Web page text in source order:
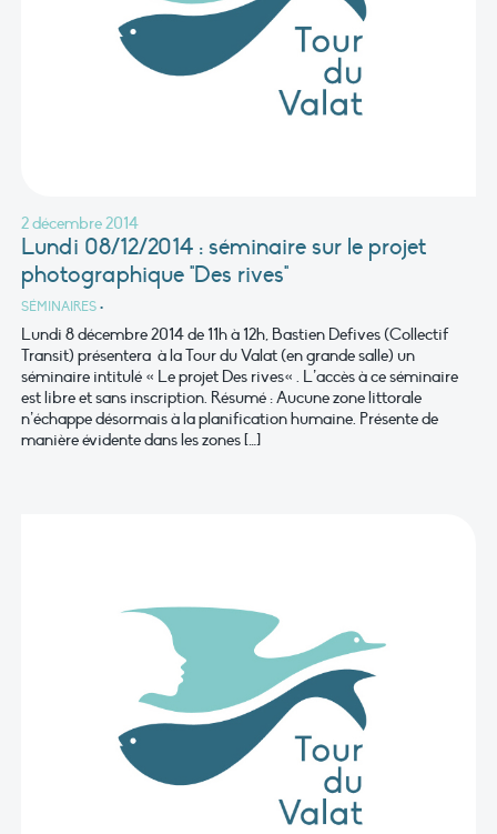
2 décembre 2014
Lundi 08/12/2014 : séminaire sur le projet
photographique "Des rives"
SÉMINAIRES •
Lundi 8 décembre 2014 de 11h à 12h, Bastien Defives (Collectif
Transit) présentera à la Tour du Valat (en grande salle) un
séminaire intitulé « Le projet Des rives« . L’accès à ce séminaire
est libre et sans inscription. Résumé : Aucune zone littorale
n’échappe désormais à la planification humaine. Présente de
manière évidente dans les zones […]